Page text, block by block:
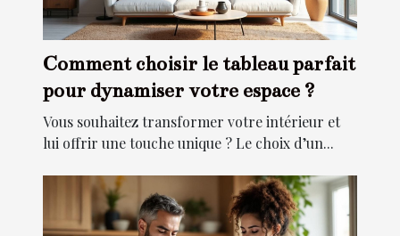
Comment choisir le tableau parfait
pour dynamiser votre espace ?
Vous souhaitez transformer votre intérieur et
lui offrir une touche unique ? Le choix d’un...